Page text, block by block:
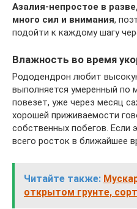
Азалия-непростое в
много сил и внимания,
подойти к каждому шагу
Влажность во время
Рододендрон любит
выполняется умеренный по
повезет, уже через месяц
хорошей приживаемости
собственных побегов. Если
всего росток в ближайшее
Читайте также:
открытом грунте,